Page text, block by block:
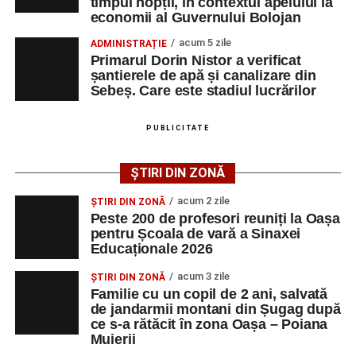
Duminică, 23 august 2026, Râpa Roșie găzduiește
cea de-a III-a ediție a concursului „CicloAventurier
de Sebeș”
Primul concert din cadrul String Symphonic Camp
2026 a adus emoție și aplauze la Sebeș
au venit la Sebeș și au susținut un recital apreciat de
tinerilor muzicieni și munca depusă în cadrul taberei, iar
spectatorii au răsplătit prestațiile cu aplauze îndelungate.
economii al Guvernului Bolojan
ADMINISTRAȚIE acum 5 zile
Primarul Dorin Nistor a verificat
șantierele de apă și canalizare din
Sebeș. Care este stadiul lucrărilor
PUBLICITATE
ȘTIRI DIN ZONĂ
ȘTIRI DIN ZONĂ acum 2 zile
Peste 200 de profesori reuniți la Oașa
pentru Școala de vară a Sinaxei
Educaționale 2026
ȘTIRI DIN ZONĂ acum 3 zile
Familie cu un copil de 2 ani, salvată
de jandarmii montani din Șugag după
ce s-a rătăcit în zona Oașa – Poiana
Muierii